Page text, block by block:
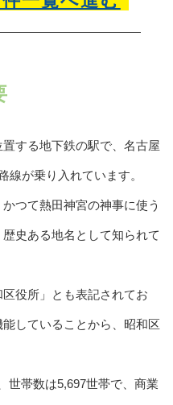
する地下鉄の駅で、名古屋
線が乗り入れています。
つて熱田神宮の神事に使う
史ある地名として知られて
役所」とも表記されてお
していることから、昭和区
世帯数は5,697世帯で、商業